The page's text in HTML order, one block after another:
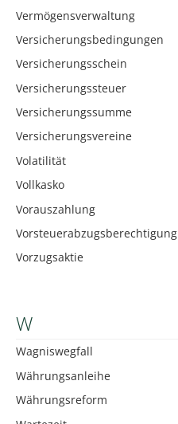
Vermögensverwaltung
Versicherungsbedingungen
Versicherungsschein
Versicherungssteuer
Versicherungssumme
Versicherungsvereine
Volatilität
Vollkasko
Vorauszahlung
Vorsteuerabzugsberechtigung
Vorzugsaktie
W
Wagniswegfall
Währungsanleihe
Währungsreform